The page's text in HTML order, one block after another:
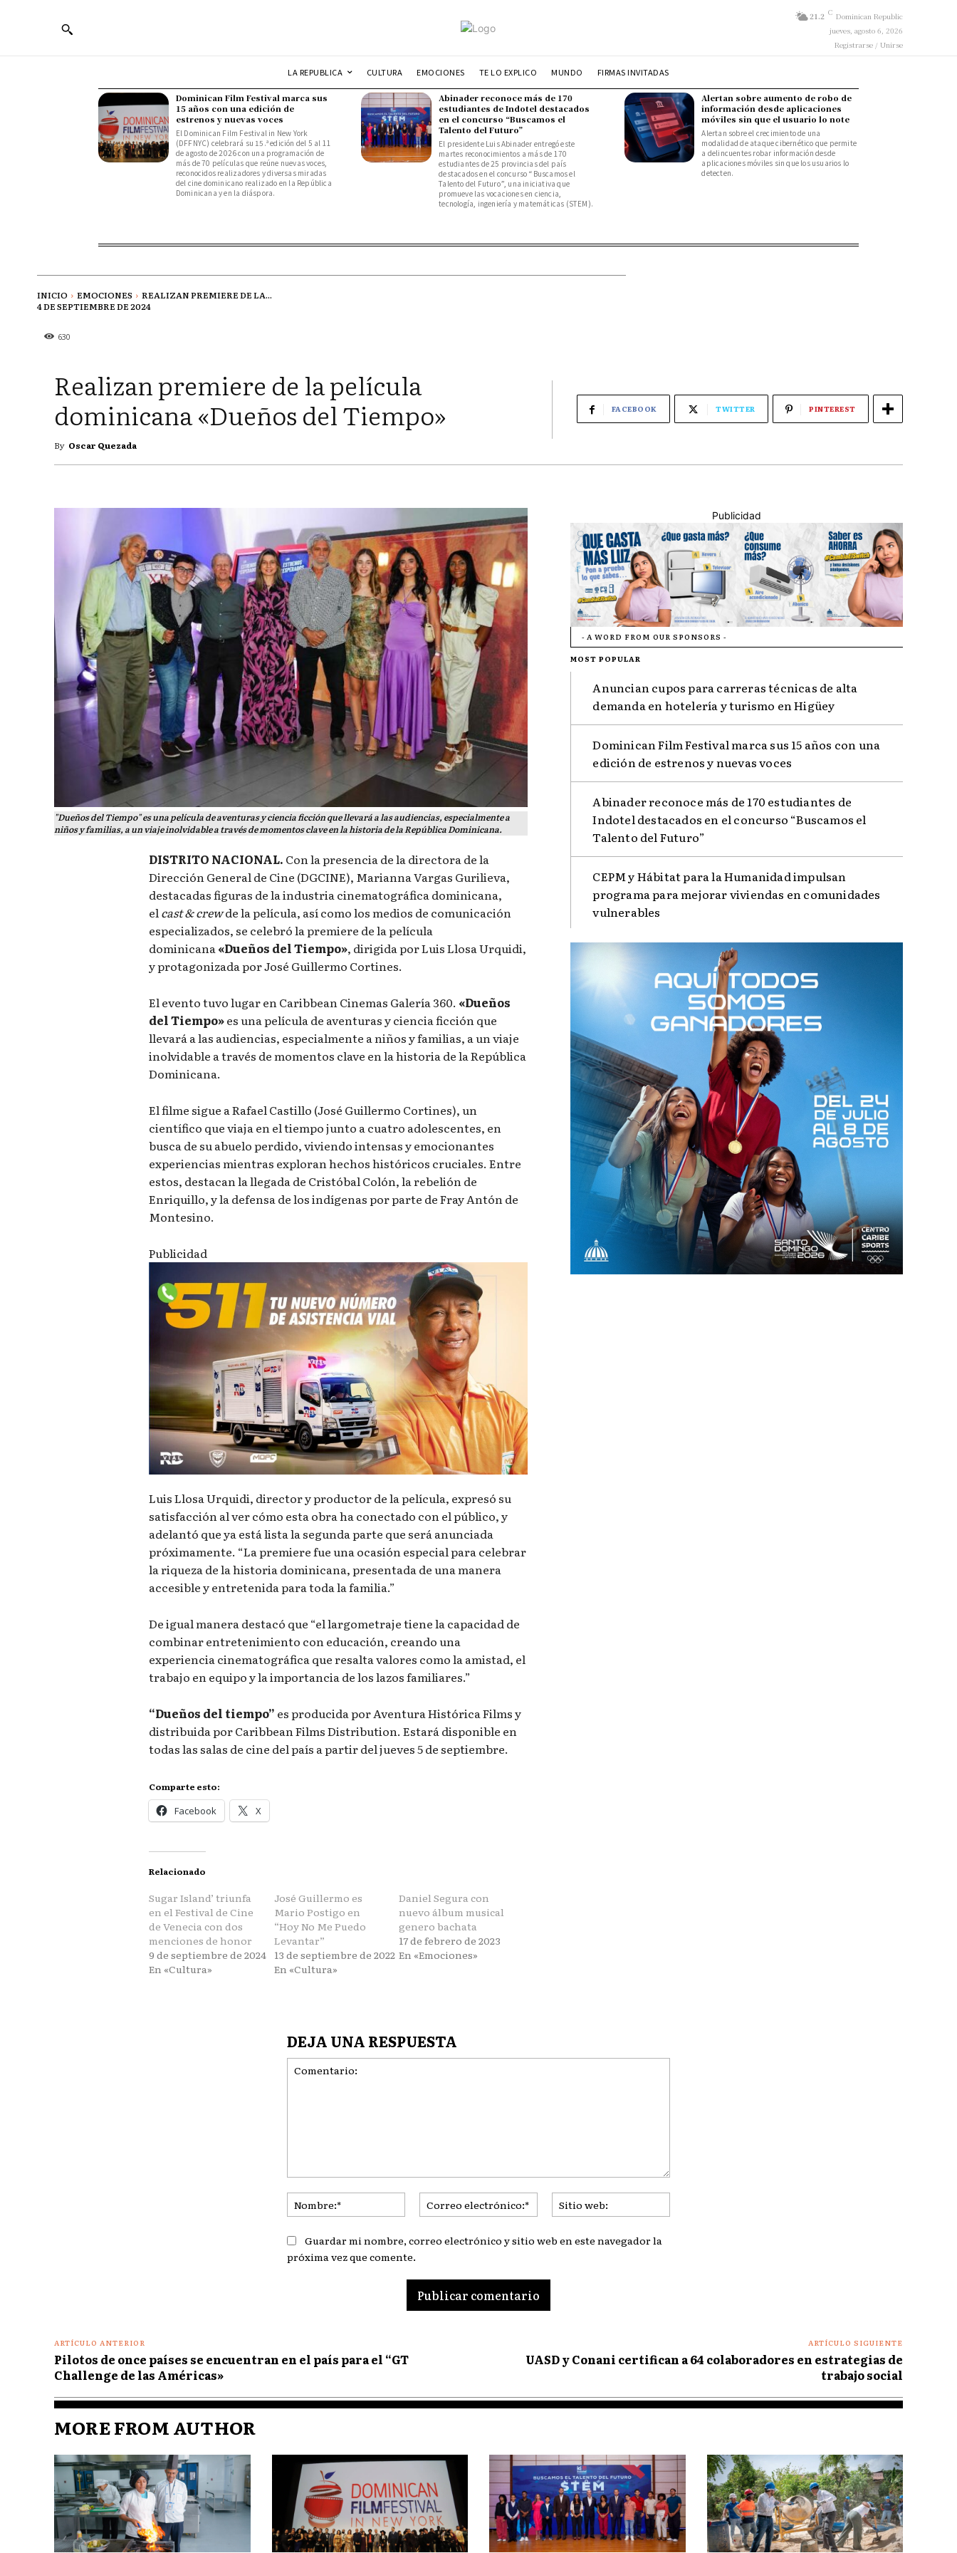
21.2 C Dominican Republic
jueves, agosto 6, 2026
Registrarse / Unirse
LA REPUBLICA CULTURA EMOCIONES TE LO EXPLICO MUNDO FIRMAS INVITADAS
Dominican Film Festival marca sus
15 años con una edición de
estrenos y nuevas voces
El Dominican Film Festival in New York
(DFFNYC) celebrará su 15.ª edición del 5 al 11
de agosto de 2026 con una programación de
más de 70 películas que reúne nuevas voces,
reconocidos realizadores y diversas miradas
del cine dominicano realizado en la República
Dominicana y en la diáspora.
Abinader reconoce más de 170
estudiantes de Indotel destacados
en el concurso “Buscamos el
Talento del Futuro”
El presidente Luis Abinader entregó este
martes reconocimientos a más de 170
estudiantes de 25 provincias del país
destacados en el concurso “Buscamos el
Talento del Futuro”, una iniciativa que
promueve las vocaciones en ciencia,
tecnología, ingeniería y matemáticas (STEM).
Alertan sobre aumento de robo de
información desde aplicaciones
móviles sin que el usuario lo note
Alertan sobre el crecimiento de una
modalidad de ataque cibernético que permite
a delincuentes robar información desde
aplicaciones móviles sin que los usuarios lo
detecten.
INICIO EMOCIONES
REALIZAN PREMIERE DE LA...
4 DE SEPTIEMBRE DE 2024
630
Realizan premiere de la película
dominicana «Dueños del Tiempo»
By Oscar Quezada
FACEBOOK TWITTER PINTEREST
"Dueños del Tiempo" es una película de aventuras y ciencia ficción que llevará a las audiencias, especialmente a
niños y familias, a un viaje inolvidable a través de momentos clave en la historia de la República Dominicana.
DISTRITO NACIONAL. Con la presencia de la directora de la
Dirección General de Cine (DGCINE), Marianna Vargas Gurilieva,
destacadas figuras de la industria cinematográfica dominicana,
elcast & crewde la película, así como los medios de comunicación
especializados, se celebró la premiere de la película
dominicana«Dueños del Tiempo», dirigida por Luis Llosa Urquidi,
y protagonizada por José Guillermo Cortines.
El evento tuvo lugar en Caribbean Cinemas Galería 360. «Dueños
del Tiempo»es una película de aventuras y ciencia ficción que
llevará a las audiencias, especialmente a niños y familias, a un viaje
inolvidable a través de momentos clave en la historia de la República
Dominicana.
El filme sigue a Rafael Castillo (José Guillermo Cortines), un
científico que viaja en el tiempo junto a cuatro adolescentes, en
busca de su abuelo perdido, viviendo intensas y emocionantes
experiencias mientras exploran hechos históricos cruciales. Entre
estos, destacan la llegada de Cristóbal Colón, la rebelión de
Enriquillo, y la defensa de los indígenas por parte de Fray Antón de
Montesino.
Publicidad
Luis Llosa Urquidi, director y productor de la película, expresó su
satisfacción al ver cómo esta obra ha conectado con el público, y
adelantó que ya está lista la segunda parte que será anunciada
próximamente. “La premiere fue una ocasión especial para celebrar
la riqueza de la historia dominicana, presentada de una manera
accesible y entretenida para toda la familia.”
De igual manera destacó que “el largometraje tiene la capacidad de
combinar entretenimiento con educación, creando una
experiencia cinematográfica que resalta valores como la amistad, el
trabajo en equipo y la importancia de los lazos familiares.”
“Dueños del tiempo” es producida por Aventura Histórica Films y
distribuida por Caribbean Films Distribution. Estará disponible en
todas las salas de cine del país a partir del jueves 5 de septiembre.
Comparte esto:
Facebook
X
Relacionado
Sugar Island’ triunfa
en el Festival de Cine
de Venecia con dos
menciones de honor
9 de septiembre de 2024
En «Cultura»
José Guillermo es
Mario Postigo en
“Hoy No Me Puedo
Levantar”
13 de septiembre de 2022
En «Cultura»
Daniel Segura con
nuevo álbum musical
genero bachata
17 de febrero de 2023
En «Emociones»
Publicidad
- A WORD FROM OUR SPONSORS -
MOST POPULAR
Anuncian cupos para carreras técnicas de alta
demanda en hotelería y turismo en Higüey
Dominican Film Festival marca sus 15 años con una
edición de estrenos y nuevas voces
Abinader reconoce más de 170 estudiantes de
Indotel destacados en el concurso “Buscamos el
Talento del Futuro”
CEPM y Hábitat para la Humanidad impulsan
programa para mejorar viviendas en comunidades
vulnerables
DEJA UNA RESPUESTA
Correo
electrónico:*
web:
Guardar mi nombre, correo electrónico y sitio web en este navegador la
próxima vez que comente.
ARTÍCULO ANTERIOR
Pilotos de once países se encuentran en el país para el “GT
Challenge de las Américas»
ARTÍCULO SIGUIENTE
UASD y Conani certifican a 64 colaboradores en estrategias de
trabajo social
MORE FROM AUTHOR